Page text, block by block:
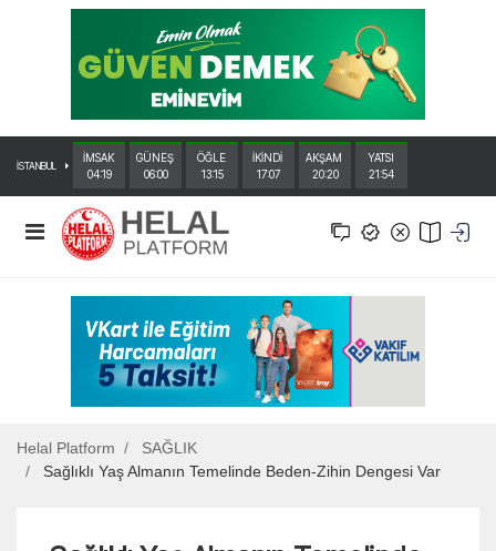
İSTANBUL
İMSAK
04:19
GÜNEŞ
06:00
ÖĞLE
13:15
İKİNDİ
17:07
AKŞAM
20:20
YATSI
21:54
Helal Platform
SAĞLIK
Sağlıklı Yaş Almanın Temelinde Beden-Zihin Dengesi Var